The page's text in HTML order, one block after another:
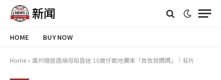
HOME BUY NOW
Home » 廣州隧道遇禍母陷昏迷 10歲仔跪地攔車「救救我媽媽」｜有片